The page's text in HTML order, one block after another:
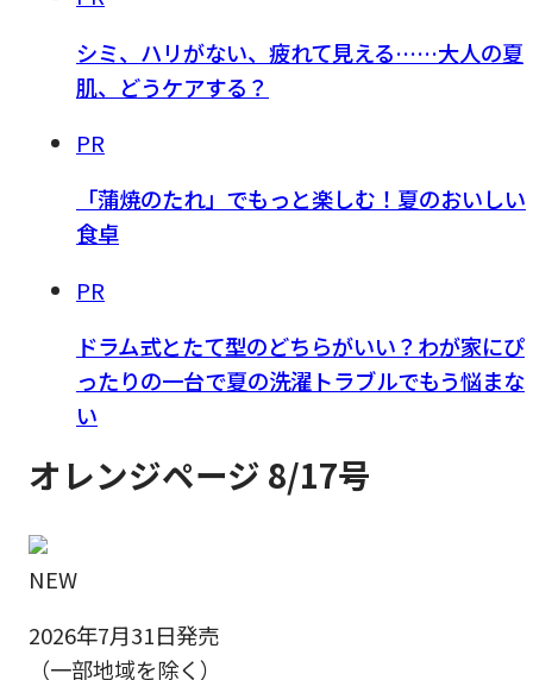
シミ、ハリがない、疲れて見える……大人の夏
肌、どうケアする？
PR
「蒲焼のたれ」でもっと楽しむ！夏のおいしい
食卓
PR
ドラム式とたて型のどちらがいい？わが家にぴ
ったりの一台で夏の洗濯トラブルでもう悩まな
い
オレンジページ 8/17号
NEW
2026年7月31日発売
（一部地域を除く）